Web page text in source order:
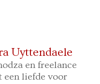
Uyttendaele
en freelance
een liefde voor